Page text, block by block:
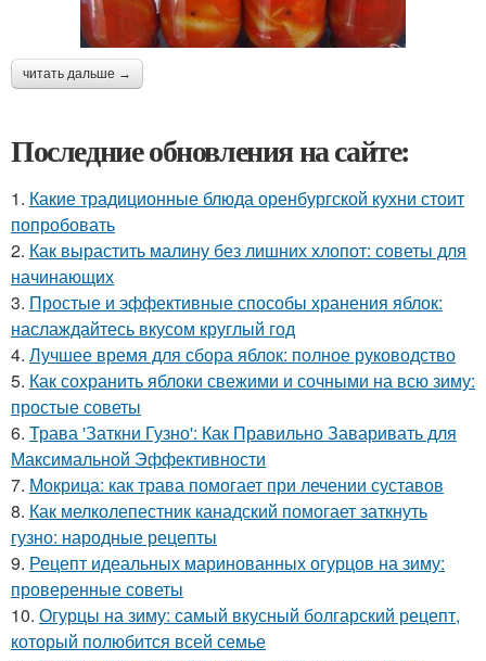
читать дальше →
Последние обновления на сайте:
1. Какие традиционные блюда оренбургской кухни стоит
попробовать
2. Как вырастить малину без лишних хлопот: советы для
начинающих
3. Простые и эффективные способы хранения яблок:
наслаждайтесь вкусом круглый год
4. Лучшее время для сбора яблок: полное руководство
5. Как сохранить яблоки свежими и сочными на всю зиму:
простые советы
6. Трава 'Заткни Гузно': Как Правильно Заваривать для
Максимальной Эффективности
7. Мокрица: как трава помогает при лечении суставов
8. Как мелколепестник канадский помогает заткнуть
гузно: народные рецепты
9. Рецепт идеальных маринованных огурцов на зиму:
проверенные советы
10. Огурцы на зиму: самый вкусный болгарский рецепт,
который полюбится всей семье